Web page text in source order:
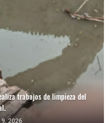
trabajos de limpieza del
2026